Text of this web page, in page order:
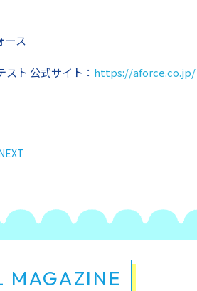
ース
スト 公式サイト： https://aforce.co.jp/
MAGAZINE